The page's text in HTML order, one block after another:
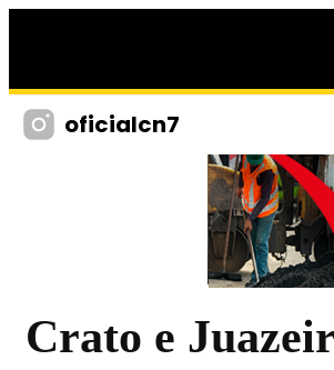
oficialcn7
Crato e